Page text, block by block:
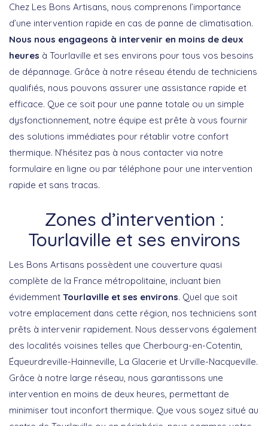
Chez Les Bons Artisans, nous comprenons l’importance
d’une intervention rapide en cas de panne de climatisation.
Nous nous engageons à intervenir en moins de deux
heures à Tourlaville et ses environs pour tous vos besoins
de dépannage. Grâce à notre réseau étendu de techniciens
qualifiés, nous pouvons assurer une assistance rapide et
efficace. Que ce soit pour une panne totale ou un simple
dysfonctionnement, notre équipe est prête à vous fournir
des solutions immédiates pour rétablir votre confort
thermique. N’hésitez pas à nous contacter via notre
formulaire en ligne ou par téléphone pour une intervention
rapide et sans tracas.
Zones d’intervention :
Tourlaville et ses environs
Les Bons Artisans possèdent une couverture quasi
complète de la France métropolitaine, incluant bien
évidemment Tourlaville et ses environs. Quel que soit
votre emplacement dans cette région, nos techniciens sont
prêts à intervenir rapidement. Nous desservons également
des localités voisines telles que Cherbourg-en-Cotentin,
Équeurdreville-Hainneville, La Glacerie et Urville-Nacqueville.
Grâce à notre large réseau, nous garantissons une
intervention en moins de deux heures, permettant de
minimiser tout inconfort thermique. Que vous soyez situé au